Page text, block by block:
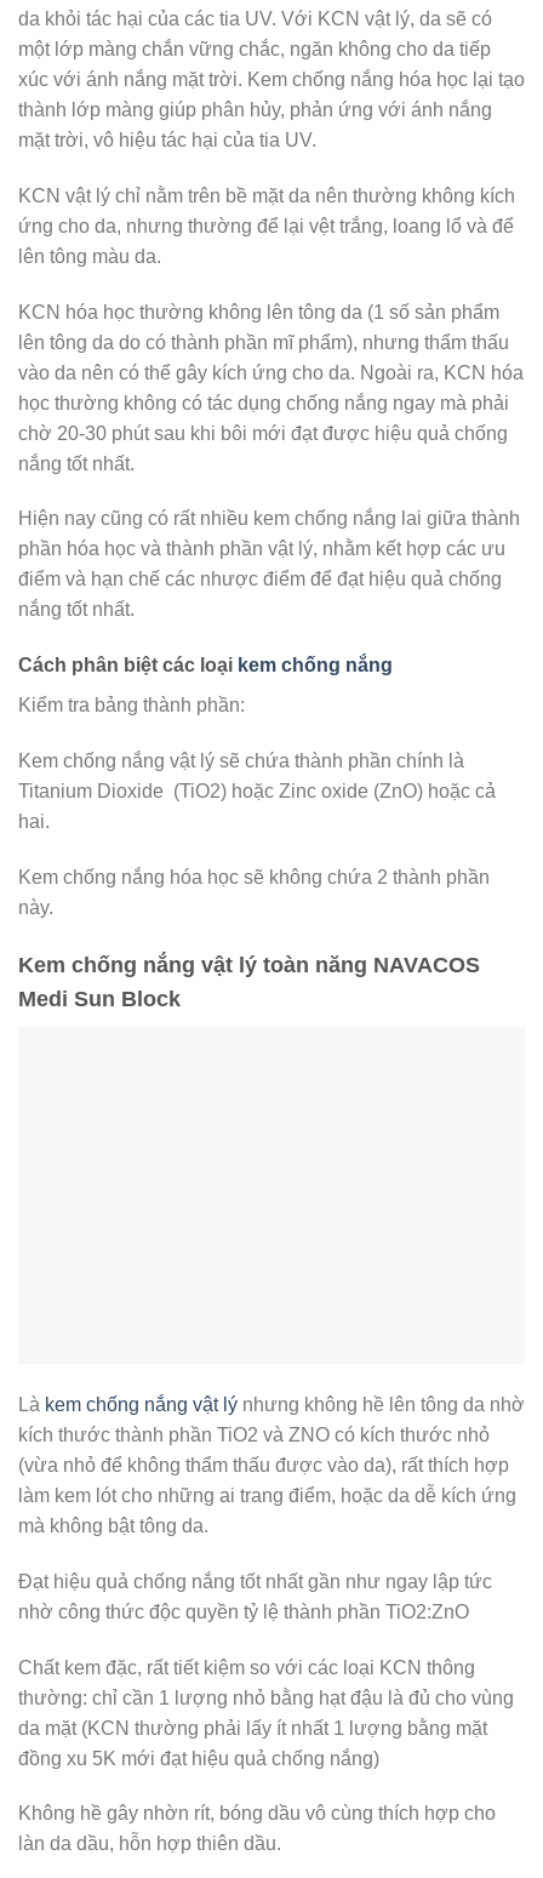
da khỏi tác hại của các tia UV. Với KCN vật lý, da sẽ có
một lớp màng chắn vững chắc, ngăn không cho da tiếp
xúc với ánh nắng mặt trời. Kem chống nắng hóa học lại tạo
thành lớp màng giúp phân hủy, phản ứng với ánh nắng
mặt trời, vô hiệu tác hại của tia UV.
KCN vật lý chỉ nằm trên bề mặt da nên thường không kích
ứng cho da, nhưng thường để lại vệt trắng, loang lổ và để
lên tông màu da.
KCN hóa học thường không lên tông da (1 số sản phẩm
lên tông da do có thành phần mĩ phẩm), nhưng thẩm thấu
vào da nên có thể gây kích ứng cho da. Ngoài ra, KCN hóa
học thường không có tác dụng chống nắng ngay mà phải
chờ 20-30 phút sau khi bôi mới đạt được hiệu quả chống
nắng tốt nhất.
Hiện nay cũng có rất nhiều kem chống nắng lai giữa thành
phần hóa học và thành phần vật lý, nhằm kết hợp các ưu
điểm và hạn chế các nhược điểm để đạt hiệu quả chống
nắng tốt nhất.
Cách phân biệt các loại kem chống nắng
Kiểm tra bảng thành phần:
Kem chống nắng vật lý sẽ chứa thành phần chính là
Titanium Dioxide (TiO2) hoặc Zinc oxide (ZnO) hoặc cả
hai.
Kem chống nắng hóa học sẽ không chứa 2 thành phần
này.
Kem chống nắng vật lý toàn năng NAVACOS
Medi Sun Block
Là kem chống nắng vật lý nhưng không hề lên tông da nhờ
kích thước thành phần TiO2 và ZNO có kích thước nhỏ
(vừa nhỏ để không thẩm thấu được vào da), rất thích hợp
làm kem lót cho những ai trang điểm, hoặc da dễ kích ứng
mà không bật tông da.
Đạt hiệu quả chống nắng tốt nhất gần như ngay lập tức
nhờ công thức độc quyền tỷ lệ thành phần TiO2:ZnO
Chất kem đặc, rất tiết kiệm so với các loại KCN thông
thường: chỉ cần 1 lượng nhỏ bằng hạt đậu là đủ cho vùng
da mặt (KCN thường phải lấy ít nhất 1 lượng bằng mặt
đồng xu 5K mới đạt hiệu quả chống nắng)
Không hề gây nhờn rít, bóng dầu vô cùng thích hợp cho
làn da dầu, hỗn hợp thiên dầu.